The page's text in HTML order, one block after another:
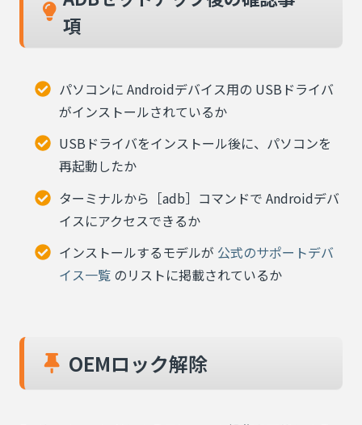
項
パソコンに Androidデバイス用の USBドライバ
がインストールされているか
USBドライバをインストール後に、パソコンを
再起動したか
ターミナルから［adb］コマンドで Androidデバ
イスにアクセスできるか
インストールするモデルが 公式のサポートデバ
イス一覧 のリストに掲載されているか
OEMロック解除